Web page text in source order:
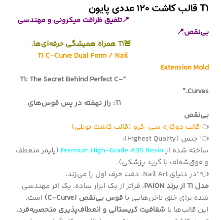
T1 قالب کاشت 120 عددی پایون
📍تلفیق ظرافت میکرونی و مهندسی
بی‌نقص📍
🚨T1 همراه همیشگی حرفه‌ای‌ها.
T1 C-Curve Dual Form / Nail
Extension Mold
“T1: The Secret Behind Perfect C-
Curves.”
T1: راز نهفته در پس قوس‌های
بی‌نقص
👈قالب دوکاره سی-کرو (قالب کاشت تونلی)
👈 جنس (Highest Quality):
ساخته شده ازPremium High-Grade ABS Resin (پلیمر منعطف
و فوق‌شفاف با گرید پزشکی).
👈“در دنیای Nail Art، دقت حرف اول را می‌زند.
مدل T1 از برند PAION
، فراتر از یک ابزار ساده، یک اثر مهندسی
شده برای خلق ناخن‌هایی با قوس بی‌نقص (C-Curve)
است.
این قالب‌ها با شفافیت کریستالی و انعطاف‌پذیری منحصربه‌فرد،